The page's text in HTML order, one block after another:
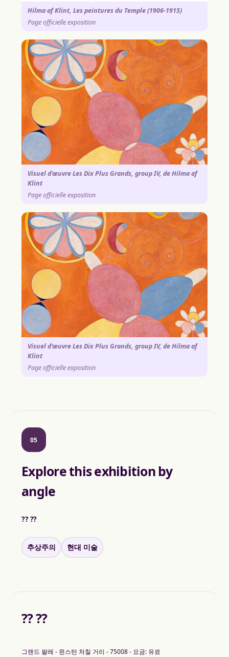
Hilma af Klint, Les peintures du Temple (1906-1915)
Page officielle exposition
Visuel d'œuvre Les Dix Plus Grands, group IV, de Hilma af
Klint
Page officielle exposition
Visuel d'œuvre Les Dix Plus Grands, group IV, de Hilma af
Klint
Page officielle exposition
05
Explore this exhibition by
angle
?? ??
추상주의 현대 미술
?? ??
그랜드 팔레 - 윈스턴 처칠 거리 - 75008 - 요금: 유료